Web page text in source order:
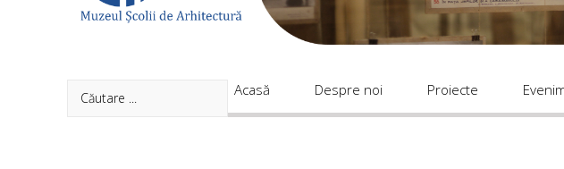
Despre noi
Evenimente
Acasă Despre noi Proiecte